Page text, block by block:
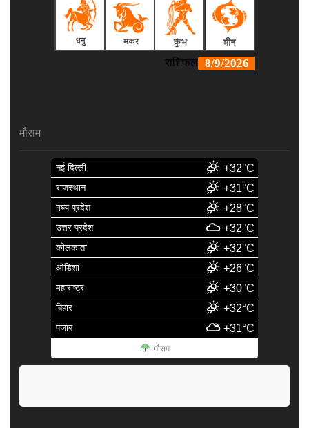
मौसम
नई दिल्ली +32°C
राजस्थान +31°C
मध्य प्रदेश +28°C
उत्तर प्रदेश +32°C
कोलकाता +32°C
ओडिशा +26°C
महाराष्ट्र +30°C
बिहार +32°C
पंजाब +31°C
मौसम